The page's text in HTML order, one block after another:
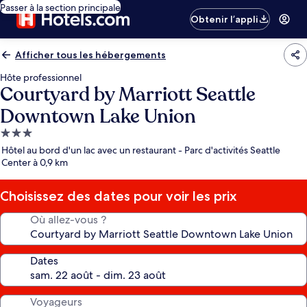
Passer à la section principale
Obtenir l’appli
Afficher tous les hébergements
Hôte professionnel
Courtyard by Marriott Seattle
Downtown Lake Union
Hébergement
3.0 étoiles
Hôtel au bord d'un lac avec un restaurant - Parc d'activités Seattle
Center à 0,9 km
Choisissez des dates pour voir les prix
Où allez-vous ?
Dates
Voyageurs